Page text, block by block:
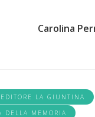
Carolina
EDITORE LA GIUNTINA
DELLA MEMORIA